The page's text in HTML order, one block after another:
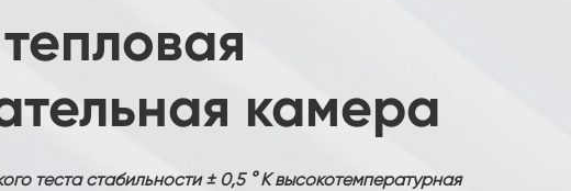
камера
теста стабильности ± 0,5 ° К высокотемпературная